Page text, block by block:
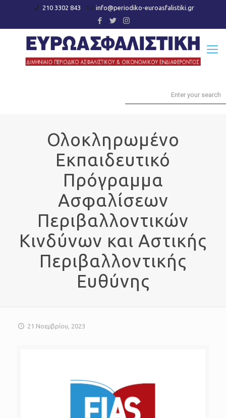
210 3302 843 info@periodiko-euroasfalistiki.gr
Ολοκληρωμένο
Εκπαιδευτικό
Πρόγραμμα
Ασφαλίσεων
Περιβαλλοντικών
Κινδύνων και Αστικής
Περιβαλλοντικής
Ευθύνης
21 Νοεμβρίου, 2023